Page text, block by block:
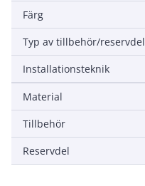
Färg
Typ av tillbehör/reservdel
Installationsteknik
Material
Tillbehör
Reservdel